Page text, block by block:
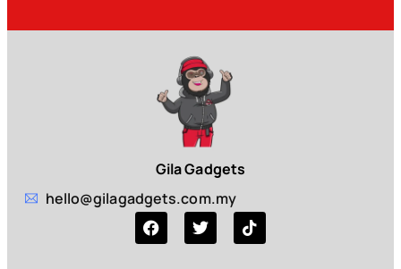
Gila Gadgets
hello@gilagadgets.com.my